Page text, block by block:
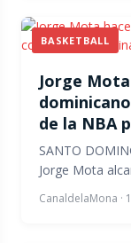
BASKETBALL
Jorge
de la NBA
SANTO
Jorge Mota
CanaldelaMona ·